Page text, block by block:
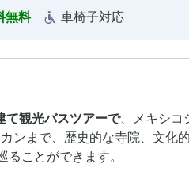
車椅子対応
無料
て観光バスツアーで、メキシコ
ンまで、歴史的な寺院、文化
ことができます。